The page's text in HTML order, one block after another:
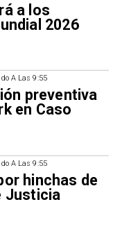
a los
2026
A Las 9:55
preventiva
en Caso
A Las 9:55
hinchas de
Justicia